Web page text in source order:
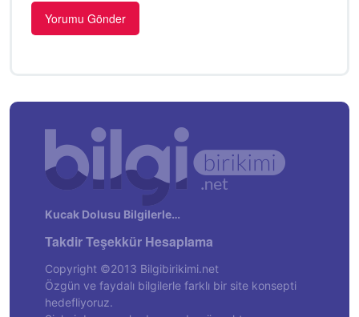
Kucak Dolusu Bilgilerle…
Takdir Teşekkür Hesaplama
Copyright ©2013 Bilgibirikimi.net
Özgün ve faydalı bilgilerle farklı bir site konsepti
hedefliyoruz.